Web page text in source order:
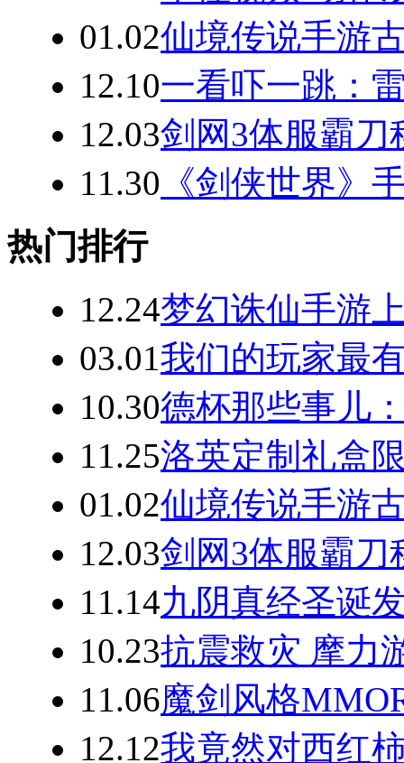
01.02仙境传说手游
12.10一看吓一跳：
12.03剑网3体服霸刀
11.30 《剑侠世界》
热门排行
12.24梦幻诛仙手游
03.01我们的玩家最
10.30德杯那些事儿
11.25洛英定制礼盒
01.02仙境传说手游
12.03剑网3体服霸刀
11.14九阴真经圣诞
10.23抗震救灾 摩力
11.06魔剑风格
12.12我竟然对西红